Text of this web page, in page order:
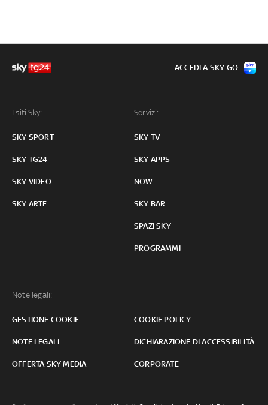
I siti Sky:
SKY SPORT
SKY TG24
SKY VIDEO
SKY ARTE
Servizi:
SKY TV
SKY APPS
NOW
SKY BAR
SPAZI SKY
PROGRAMMI
Note legali:
GESTIONE COOKIE COOKIE POLICY
NOTE LEGALI DICHIARAZIONE DI ACCESSIBILITÀ
OFFERTA SKY MEDIA CORPORATE
ACCEDI A SKY GO